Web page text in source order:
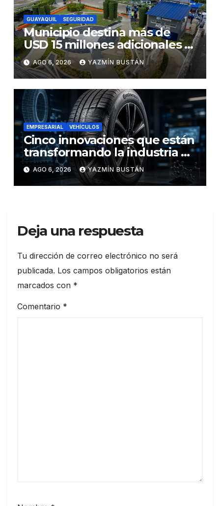
GUAYAQUIL SEGURIDAD
Municipio destina más de
USD 15 millones adicionales a
SEGURA EP para fortalecer la
seguridad ciudadana
AGO 6, 2026 YAZMÍN BUSTÁN
EMPRESARIAL VEHÍCULOS
Cinco innovaciones que están
transformando la industria de
los neumáticos y redefinen el
futuro de la movilidad
AGO 6, 2026 YAZMÍN BUSTÁN
Deja una respuesta
Tu dirección de correo electrónico no será
publicada. Los campos obligatorios están
marcados con *
Comentario *